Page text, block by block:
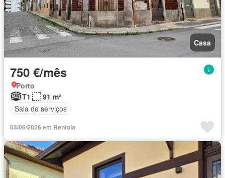
Casa
750 €/mês
Porto
T1
91 m²
Sala de serviços
03/06/2026 em Rentola